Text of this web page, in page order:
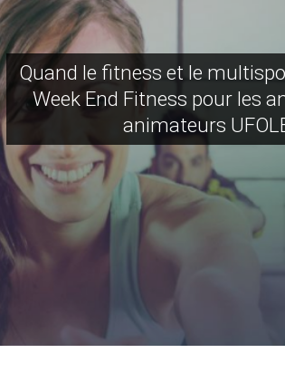
Quand le fitness et le
Week End Fitness pour les
animateurs